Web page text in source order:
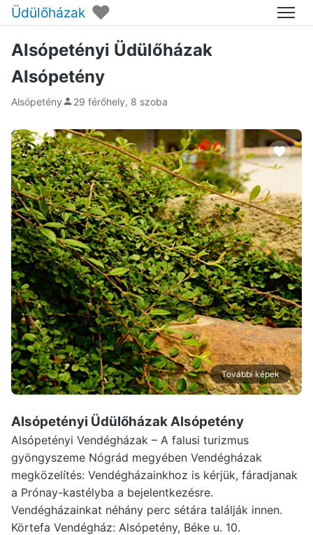
Üdülőházak ♥ Menü
Alsópetényi Üdülőházak
Alsópetény
Alsópetény 29 férőhely, 8 szoba
További képek
Alsópetényi Üdülőházak Alsópetény
Alsópetényi Vendégházak – A falusi turizmus
gyöngyszeme Nógrád megyében Vendégházak
megközelítés: Vendégházainkhoz is kérjük, fáradjanak
a Prónay-kastélyba a bejelentkezésre.
Vendégházainkat néhány perc sétára találják innen.
Körtefa Vendégház: Alsópetény, Béke u. 10.